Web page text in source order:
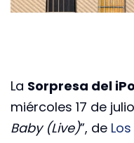
La Sorpresa del
miércoles 17 de
Baby (Live)”, de